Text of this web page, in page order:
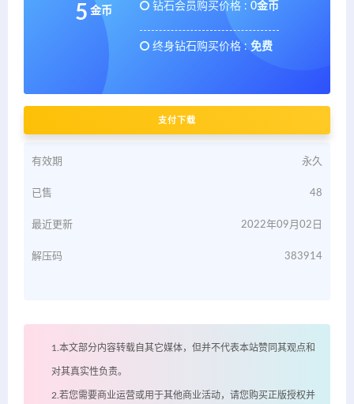
5 金币 钻石会员购买价格 : 0金币
终身钻石购买价格 : 免费
支付下载
有效期 永久
已售 48
最近更新 2022年09月02日
解压码 383914
1.本文部分内容转载自其它媒体，但并不代表本站赞同其观点和
对其真实性负责。
2.若您需要商业运营或用于其他商业活动，请您购买正版授权并